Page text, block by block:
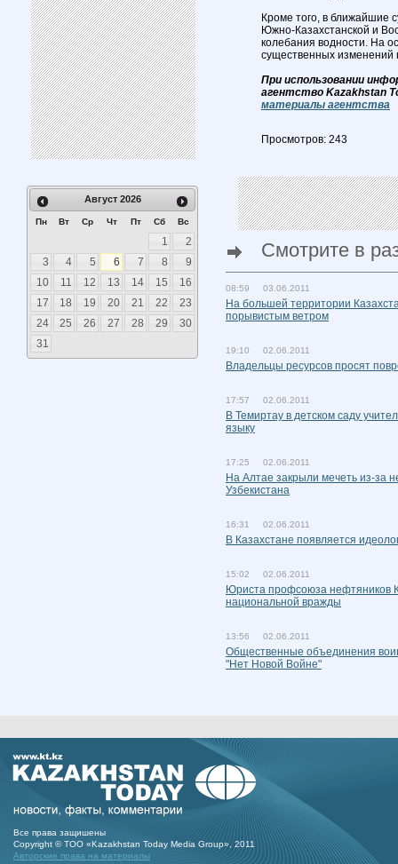
Август 2026
Пн Вт Ср Чт Пт Сб Вс
1
2
3
4 5 6 7 8
9
10
11 12 13 14 15
16
17
18 19 20 21 22
23
24
25 26 27 28 29
30
31
Кроме того, в ближайшие
Южно-Казахстанской и
колебания водности. На
существенных изменений
При использовании
агентство Kazakhstan
материалы агентства
Просмотров: 243
Смотрите в
08:59 03.06.2011
На большей территории
порывистым ветром
19:10 02.06.2011
Владельцы ресурсов просят
17:57 02.06.2011
В Темиртау в детском саду
языку
17:25 02.06.2011
На Алтае закрыли мечеть из-за
Узбекистана
16:31 02.06.2011
В Казахстане появляется
15:02 02.06.2011
Юриста профсоюза нефтяников
национальной вражды
13:56 02.06.2011
Общественные объединения
"Нет Новой Войне"
Все права защишены
Copyright © ТОО «Kazakhstan Today Media Group», 2011
Авторские права на материалы